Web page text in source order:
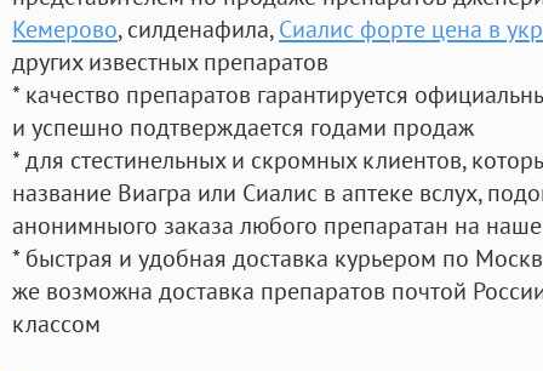
Кемерово, силденафила, Сиалис форте цена в
других известных препаратов
* качество препаратов гарантируется
и успешно подтверждается годами продаж
* для стестинельных и скромных клиентов,
название Виагра или Сиалис в аптеке вслух,
анонимныого заказа любого препаратан на
* быстрая и удобная доставка курьером по
же возможна доставка препаратов почтой
классом